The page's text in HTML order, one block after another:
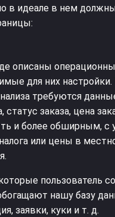
в идеале в нем
описаны
для них
требуются
статус заказа, цена
и более обширным, с
или цены в
пользователь
нашу базу
заявки, куки и т. д.